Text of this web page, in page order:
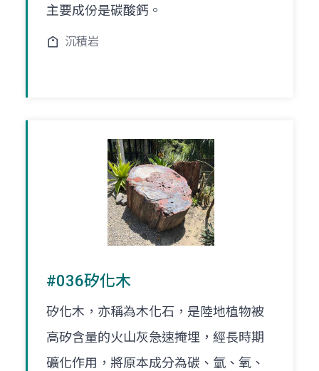
主要成份是碳酸鈣。
沉積岩
#036矽化木
矽化木，亦稱為木化石，是陸地植物被
高矽含量的火山灰急速掩埋，經長時期
礦化作用，將原本成分為碳、氫、氧、